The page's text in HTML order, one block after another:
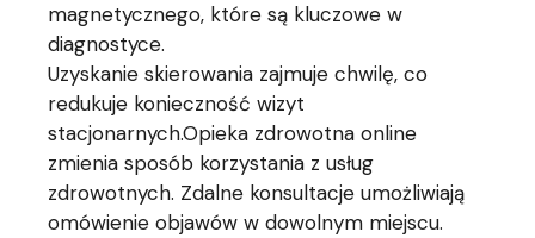
magnetycznego, które są kluczowe w
diagnostyce.
Uzyskanie skierowania zajmuje chwilę, co
redukuje konieczność wizyt
stacjonarnych.Opieka zdrowotna online
zmienia sposób korzystania z usług
zdrowotnych. Zdalne konsultacje umożliwiają
omówienie objawów w dowolnym miejscu.